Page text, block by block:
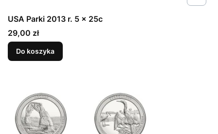
USA Parki 2013 r. 5 x 25c
Cena
29,00 zł
Do koszyka